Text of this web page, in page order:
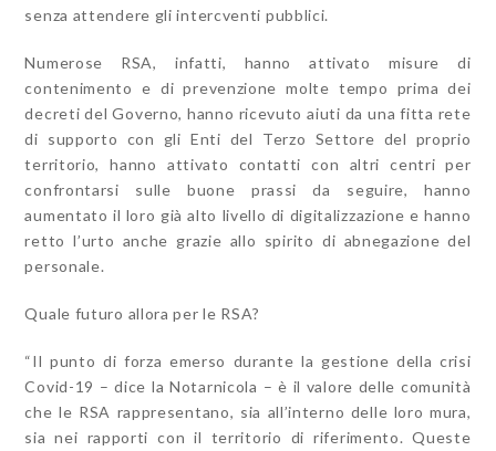
senza attendere gli intercventi pubblici.
Numerose RSA, infatti, hanno attivato misure di
contenimento e di prevenzione molte tempo prima dei
decreti del Governo, hanno ricevuto aiuti da una fitta rete
di supporto con gli Enti del Terzo Settore del proprio
territorio, hanno attivato contatti con altri centri per
confrontarsi sulle buone prassi da seguire, hanno
aumentato il loro già alto livello di digitalizzazione e hanno
retto l’urto anche grazie allo spirito di abnegazione del
personale.
Quale futuro allora per le RSA?
“Il punto di forza emerso durante la gestione della crisi
Covid-19 – dice la Notarnicola – è il valore delle comunità
che le RSA rappresentano, sia all’interno delle loro mura,
sia nei rapporti con il territorio di riferimento. Queste